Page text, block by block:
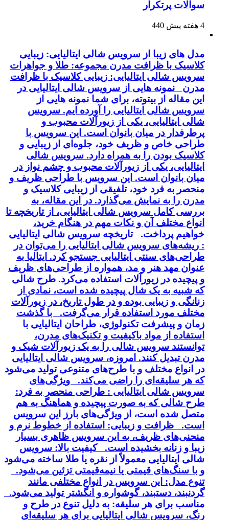
سوالات پرتکرار
4 هفته پیش 440
مدل های زیبا از سرویس شالی ایتالیایی: زیبایی
کلاسیک با ظرافت مدرن مجموعه: طلا و جواهرات
سرویس شالی ایتالیایی: زیبایی کلاسیک با ظرافت
مدرن نمونه هایی از سرویس شالی ایتالیایی در
این مقاله از بیتوته، برای شما نمونه هایی از
سرویس شالی ایتالیایی را آورده ایم. سرویس
شالی ایتالیایی، یکی از زیورآلات محبوب و
پرطرفدار در میان بانوان است. این سرویس با
طراحی خاص و ظریف خود، جلوه‌ای از زیبایی و
کلاسیک بودن را به همراه دارد. سرویس شالی
ایتالیایی، یکی از زیورآلات محبوب و چشم نواز در
میان بانوان است. این سرویس با طراحی ظریف و
منحصر به فرد خود، تلفیقی از زیبایی کلاسیک و
مدرن را به نمایش می‌گذارد. در این مقاله، به
بررسی کامل سرویس شالی ایتالیایی، از تاریخچه تا
انواع مختلف آن و نکات مهم در هنگام خرید،
خواهیم پرداخت. تاریخچه سرویس شالی ایتالیایی
: ریشه‌های سرویس شالی ایتالیایی را می‌توان در
طراحی‌های سنتی ایتالیایی جستجو کرد. ایتالیا به
عنوان مهد هنر و مد، همواره از طراحی‌های ظریف
و پیچیده در زیورآلات استفاده می‌کرد. طرح شالی
که شبیه به یک شال پیچیده شده است، نمادی از
زنانگی و زیبایی بوده و در طول تاریخ، در زیورآلات
مختلف مورد استفاده قرار می‌گرفت. با گذشت
زمان و پیشرفت تکنولوژی، طراحان ایتالیایی با
استفاده از مواد باکیفیت و تکنیک‌های مدرن،
توانستند سرویس شالی را به یک زیورآلات شیک و
مدرن تبدیل کنند. امروزه، سرویس شالی ایتالیایی
در انواع مختلف و با طرح‌های متنوعی تولید می‌شود
که هر سلیقه‌ای را راضی می‌کند. ویژگی‌های
سرویس شالی ایتالیایی : طراحی منحصر به فرد:
طرح شالی که به صورت پیچیده و هماهنگ به هم
متصل شده است، از ویژگی‌های بارز این سرویس
است. ظرافت و زیبایی: استفاده از خطوط نرم و
منحنی‌های ظریف، به این سرویس ظاهری بسیار
زیبا و زنانه بخشیده است. کیفیت بالا: سرویس
شالی ایتالیایی معمولاً از نقره یا طلا ساخته می‌شود
و با سنگ‌های قیمتی یا نیمه‌قیمتی تزئین می‌شود.
تنوع مدل: این سرویس در انواع مختلفی مانند
گردنبند، دستبند، گوشواره و انگشتر تولید می‌شود.
مناسب برای هر سلیقه: به دلیل تنوع در طرح و
رنگ، سرویس شالی ایتالیایی برای هر سلیقه‌ای